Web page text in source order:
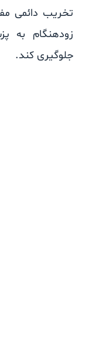
تخریب دائمی
زودهنگام به
جلوگیری کند.